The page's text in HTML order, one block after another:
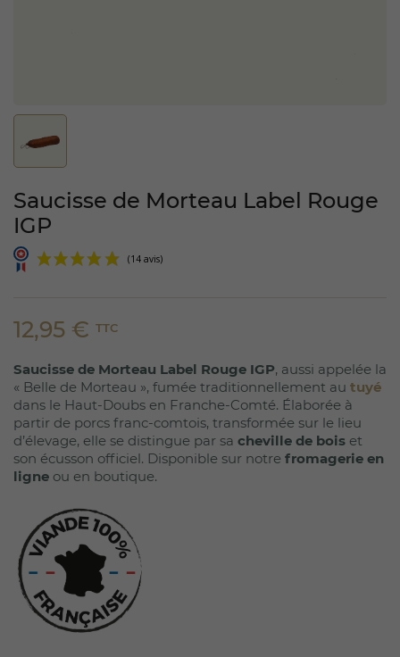
Saucisse de Morteau Label Rouge
IGP
(14 avis)
12,95 € TTC
Saucisse de Morteau Label Rouge IGP, aussi appelée la
« Belle de Morteau », fumée traditionnellement au tuyé
dans le Haut-Doubs en Franche-Comté. Élaborée à
partir de porcs franc-comtois, transformée sur le lieu
d’élevage, elle se distingue par sa cheville de bois et
son écusson officiel. Disponible sur notre fromagerie en
ligne ou en boutique.